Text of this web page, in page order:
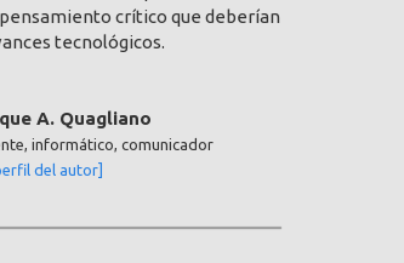
crítico que deberían
tecnológicos.
A. Quagliano
informático, comunicador
del autor]